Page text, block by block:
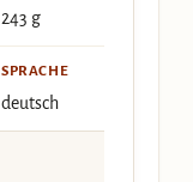
243 g
SPRACHE
deutsch